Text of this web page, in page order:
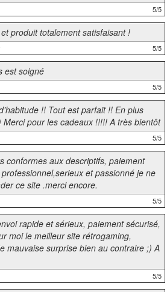
5/5
produit totalement satisfaisant !
5/5
est soigné
5/5
!! Tout est parfait !! En plus
pour les cadeaux !!!!! A très bientôt
5/5
conformes aux descriptifs, paiement
et passionné je ne
ce site .merci encore.
5/5
rapide et sérieux, paiement sécurisé,
moi le meilleur site rétrogaming,
mauvaise surprise bien au contraire ;) A
5/5